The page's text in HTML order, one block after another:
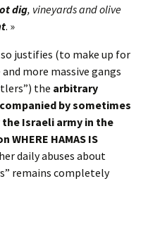
dig, vineyards and olive
. »
justifies (to make up for
more massive gangs
the arbitrary
by sometimes
Israeli army in the
HAMAS IS
daily abuses about
remains completely